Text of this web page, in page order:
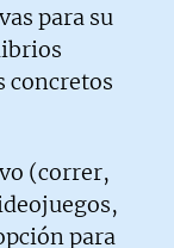
para su
concretos
(correr,
para